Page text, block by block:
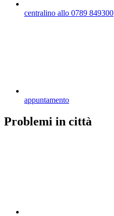
centralino allo 0789 849300
appuntamento
Problemi in città